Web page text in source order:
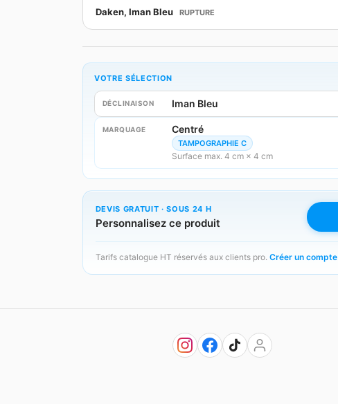
Daken, Iman Bleu RUPTURE
VOTRE SÉLECTION
DÉCLINAISON Iman Bleu
MARQUAGE Centré
TAMPOGRAPHIE C
Surface max. 4 cm × 4 cm
DEVIS GRATUIT · SOUS 24 H
Personnalisez ce produit
Tarifs catalogue HT réservés aux clients pro. Créer un compte